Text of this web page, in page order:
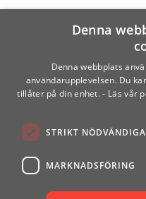
Denna
Denna webbplats
användarupplevelsen. Du
tillåter på din enhet. - Läs vår
STRIKT NÖDVÄNDIGA
MARKNADSFÖRING